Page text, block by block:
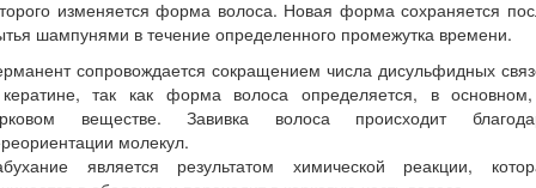
изменяется форма волоса. Новая форма сохраняется
шампунями в течение определенного промежутка времени.
сопровождается сокращением числа дисульфидных
так как форма волоса определяется, в
веществе. Завивка волоса происходит
молекул.
является результатом химической реакции,